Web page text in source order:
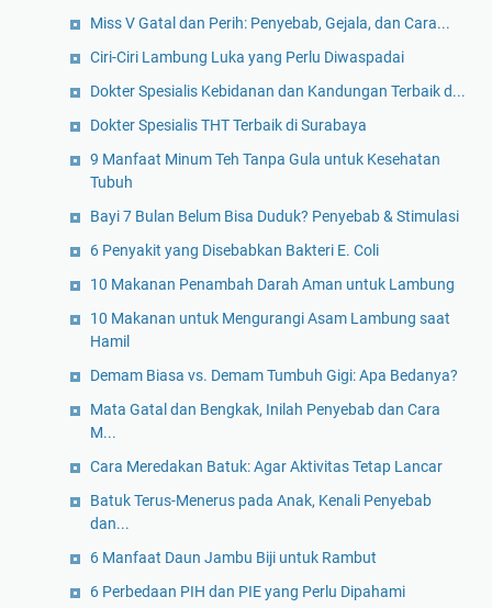
Miss V Gatal dan Perih: Penyebab, Gejala, dan Cara...
Ciri-Ciri Lambung Luka yang Perlu Diwaspadai
Dokter Spesialis Kebidanan dan Kandungan Terbaik d...
Dokter Spesialis THT Terbaik di Surabaya
9 Manfaat Minum Teh Tanpa Gula untuk Kesehatan
Tubuh
Bayi 7 Bulan Belum Bisa Duduk? Penyebab & Stimulasi
6 Penyakit yang Disebabkan Bakteri E. Coli
10 Makanan Penambah Darah Aman untuk Lambung
10 Makanan untuk Mengurangi Asam Lambung saat
Hamil
Demam Biasa vs. Demam Tumbuh Gigi: Apa Bedanya?
Mata Gatal dan Bengkak, Inilah Penyebab dan Cara
M...
Cara Meredakan Batuk: Agar Aktivitas Tetap Lancar
Batuk Terus-Menerus pada Anak, Kenali Penyebab
dan...
6 Manfaat Daun Jambu Biji untuk Rambut
6 Perbedaan PIH dan PIE yang Perlu Dipahami